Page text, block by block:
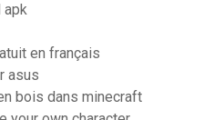
apk
en français
asus
bois dans minecraft